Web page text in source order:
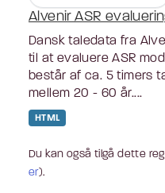
Alvenir ASR
Dansk taledata fra
til at evaluere ASR
består af ca. 5 timers
mellem 20 - 60 år....
HTML
Du kan også tilgå dette
er).